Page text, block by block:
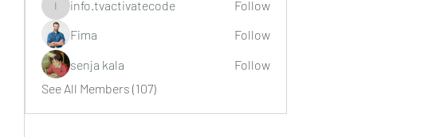
info.tvactivatecode
info.tvactivatecode
Follow
Fima
Follow
senja kala
Follow
See All Members (107)